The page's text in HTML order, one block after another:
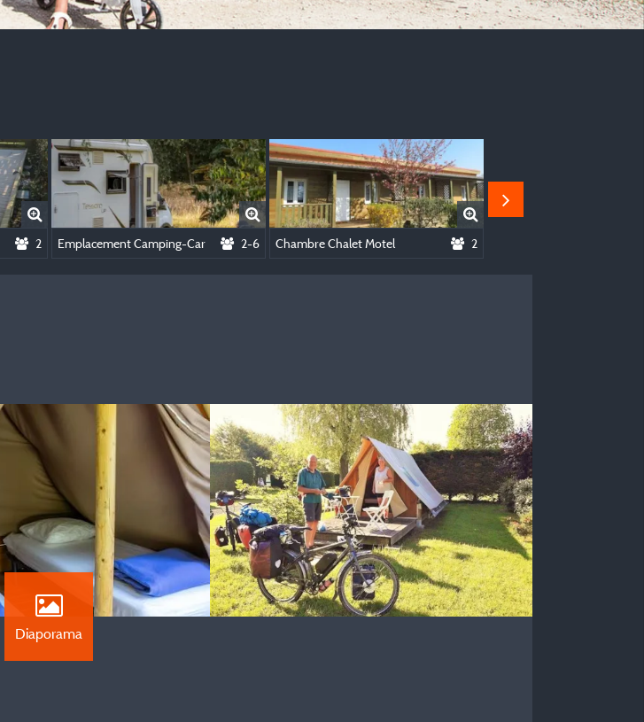
2 Emplacement Camping-Car 2-6 Chambre Chalet Motel 2
Diaporama